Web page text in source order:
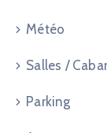
Météo
Salles /
Parking